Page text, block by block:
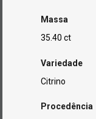
Massa
35.40 ct
Variedade
Citrino
Procedência